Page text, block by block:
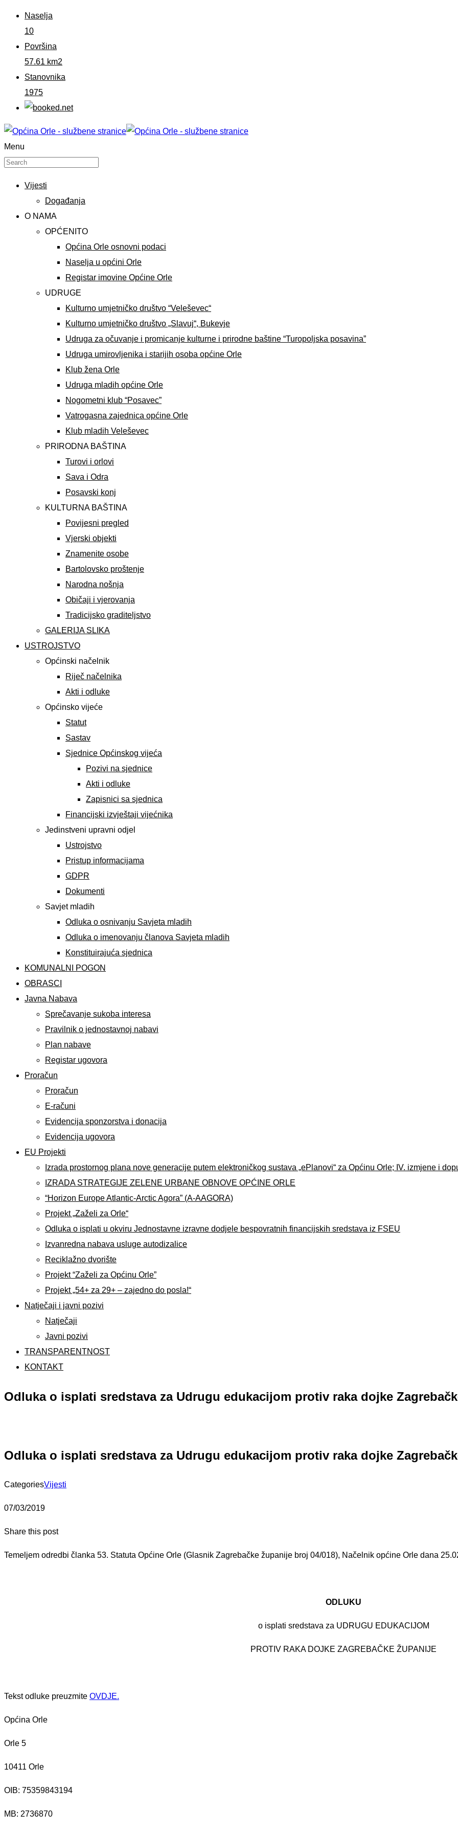
Naselja
10
Površina
57.61 km2
Stanovnika
1975
Menu
Vijesti
Događanja
O NAMA
OPĆENITO
Općina Orle osnovni podaci
Naselja u općini Orle
Registar imovine Općine Orle
UDRUGE
Kulturno umjetničko društvo “Veleševec“
Kulturno umjetničko društvo „Slavuj“, Bukevje
Udruga za očuvanje i promicanje kulturne i prirodne baštine “Turopoljska posavina”
Udruga umirovljenika i starijih osoba općine Orle
Klub žena Orle
Udruga mladih općine Orle
Nogometni klub “Posavec”
Vatrogasna zajednica općine Orle
Klub mladih Veleševec
PRIRODNA BAŠTINA
Turovi i orlovi
Sava i Odra
Posavski konj
KULTURNA BAŠTINA
Povijesni pregled
Vjerski objekti
Znamenite osobe
Bartolovsko proštenje
Narodna nošnja
Običaji i vjerovanja
Tradicijsko graditeljstvo
GALERIJA SLIKA
USTROJSTVO
Općinski načelnik
Riječ načelnika
Akti i odluke
Općinsko vijeće
Statut
Sastav
Sjednice Općinskog vijeća
Pozivi na sjednice
Akti i odluke
Zapisnici sa sjednica
Financijski izvještaji vijećnika
Jedinstveni upravni odjel
Ustrojstvo
Pristup informacijama
GDPR
Dokumenti
Savjet mladih
Odluka o osnivanju Savjeta mladih
Odluka o imenovanju članova Savjeta mladih
Konstituirajuća sjednica
KOMUNALNI POGON
OBRASCI
Javna Nabava
Sprečavanje sukoba interesa
Pravilnik o jednostavnoj nabavi
Plan nabave
Registar ugovora
Proračun
Proračun
E-računi
Evidencija sponzorstva i donacija
Evidencija ugovora
EU Projekti
Izrada prostornog plana nove generacije putem elektroničkog sustava „ePlanovi“ za Općinu Orle; IV. izmjene i
IZRADA STRATEGIJE ZELENE URBANE OBNOVE OPĆINE ORLE
“Horizon Europe Atlantic-Arctic Agora” (A-AAGORA)
Projekt „Zaželi za Orle“
Odluka o isplati u okviru Jednostavne izravne dodjele bespovratnih financijskih sredstava iz FSEU
Izvanredna nabava usluge autodizalice
Reciklažno dvorište
Projekt “Zaželi za Općinu Orle”
Projekt „54+ za 29+ – zajedno do posla!“
Natječaji i javni pozivi
Natječaji
Javni pozivi
TRANSPARENTNOST
KONTAKT
Odluka o isplati sredstava za Udrugu edukacijom protiv raka dojke
Odluka o isplati sredstava za Udrugu edukacijom protiv raka dojke
CategoriesVijesti
07/03/2019
Share this post
Temeljem odredbi članka 53. Statuta Općine Orle (Glasnik Zagrebačke županije broj 04/018), Načelnik općine Orle dana
ODLUKU
o isplati sredstava za UDRUGU EDUKACIJOM
PROTIV RAKA DOJKE ZAGREBAČKE ŽUPANIJE
Tekst odluke preuzmite OVDJE.
Općina Orle
Orle 5
10411 Orle
OIB: 75359843194
MB: 2736870